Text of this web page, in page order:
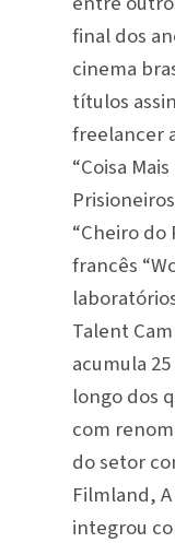
final dos
cinema
títulos
freelancer
“Coisa
“Cheiro do
francês
Talent
acumula
longo dos
com
do setor
Filmland,
integrou